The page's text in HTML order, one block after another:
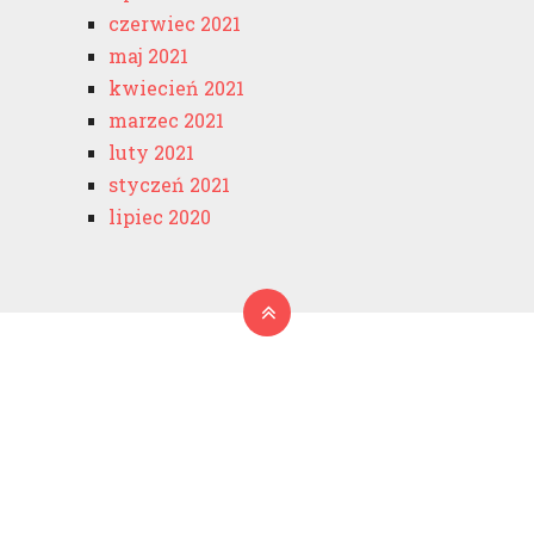
czerwiec 2021
maj 2021
kwiecień 2021
marzec 2021
luty 2021
styczeń 2021
lipiec 2020